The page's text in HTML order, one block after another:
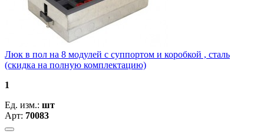
Люк в пол на 8 модулей с суппортом и коробкой , сталь
(скидка на полную комплектацию)
1
Ед. изм.: шт
Арт: 70083